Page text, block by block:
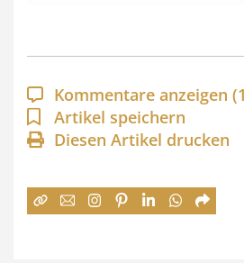
p
a
n
n
:
Kommentare anzeigen
Artikel speichern
Diesen Artikel drucken